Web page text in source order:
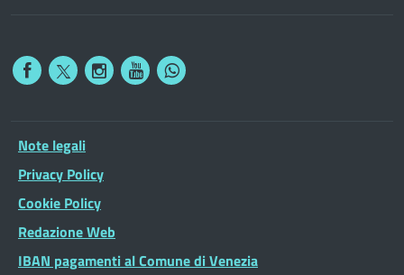
Note legali
Privacy Policy
Cookie Policy
Redazione Web
IBAN pagamenti al Comune di Venezia